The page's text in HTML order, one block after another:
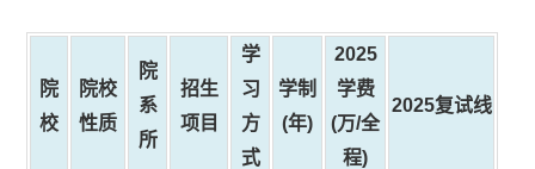
院
校
院校
性质
院
系
所
招生
项目
学
习
方
式
学制
(年)
2025
学费
(万/全
程)
2025复试线